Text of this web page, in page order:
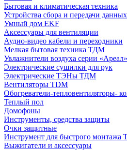
Бытовая и климатическая техника
Устройства сбора и передачи
Умный дом EKF
Аксессуары для вентиляции
Аудио-видео кабели и переходники
Мелкая бытовая техника ТДМ
Увлажнители воздуха серии
Электрические сушилки для рук
Электрические ТЭНы ТДМ
Вентиляторы TDM
Обогреватели-тепловентиляторы-
Теплый пол
Домофоны
Инструменты, средства защиты
Очки защитные
Инструмент для быстрого монтажа
Выжигатели и аксессуары